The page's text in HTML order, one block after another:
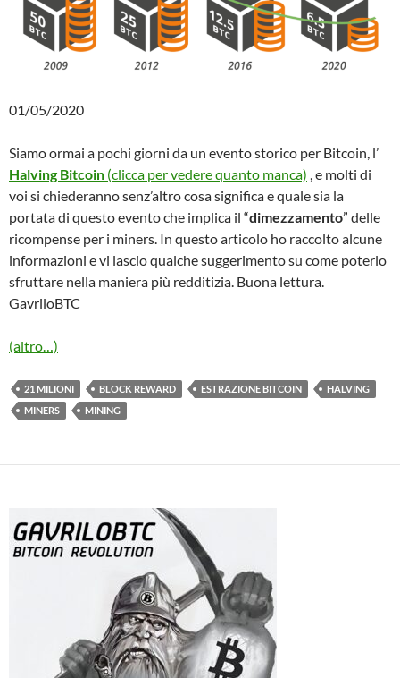
01/05/2020
Siamo ormai a pochi giorni da un evento storico per Bitcoin, l’
Halving Bitcoin (clicca per vedere quanto manca) , e molti di
voi si chiederanno senz’altro cosa significa e quale sia la
portata di questo evento che implica il “dimezzamento” delle
ricompense per i miners. In questo articolo ho raccolto alcune
informazioni e vi lascio qualche suggerimento su come poterlo
sfruttare nella maniera più redditizia. Buona lettura.
GavriloBTC
(altro…)
21 MILIONI BLOCK REWARD ESTRAZIONE BITCOIN
HALVING
MINERS
MINING